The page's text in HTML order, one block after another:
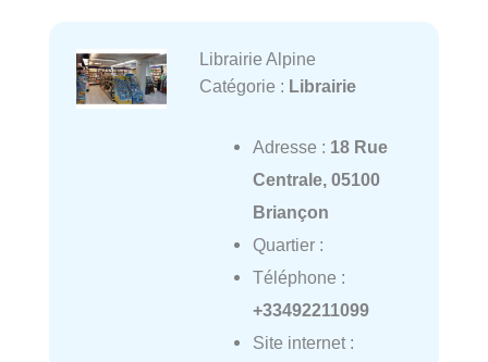
Librairie Alpine
Catégorie : Librairie
Adresse : 18 Rue
Centrale, 05100
Briançon
Quartier :
Téléphone :
+33492211099
Site internet :